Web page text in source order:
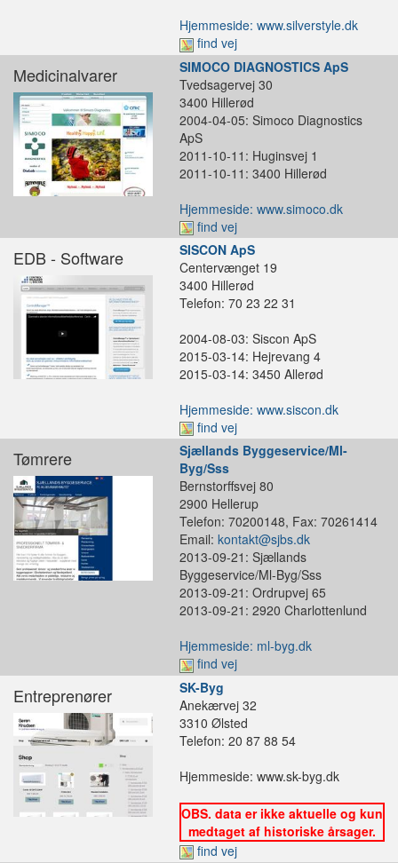
Hjemmeside: www.silverstyle.dk
find vej
Medicinalvarer
SIMOCO DIAGNOSTICS ApS
Tvedsagervej 30
3400 Hillerød
2004-04-05: Simoco Diagnostics
ApS
2011-10-11: Huginsvej 1
2011-10-11: 3400 Hillerød
Hjemmeside: www.simoco.dk
find vej
EDB - Software
SISCON ApS
Centervænget 19
3400 Hillerød
Telefon: 70 23 22 31
2004-08-03: Siscon ApS
2015-03-14: Hejrevang 4
2015-03-14: 3450 Allerød
Hjemmeside: www.siscon.dk
find vej
Tømrere
Sjællands Byggeservice/Ml-
Byg/Sss
Bernstorffsvej 80
2900 Hellerup
Telefon: 70200148, Fax: 70261414
Email: kontakt@sjbs.dk
2013-09-21: Sjællands
Byggeservice/Ml-Byg/Sss
2013-09-21: Ordrupvej 65
2013-09-21: 2920 Charlottenlund
Hjemmeside: ml-byg.dk
find vej
Entreprenører
SK-Byg
Anekærvej 32
3310 Ølsted
Telefon: 20 87 88 54
Hjemmeside: www.sk-byg.dk
OBS. data er ikke aktuelle og kun
medtaget af historiske årsager.
find vej